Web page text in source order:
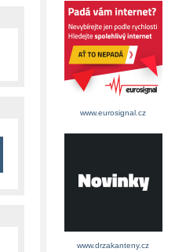
www.eurosignal.cz
www.drzakanteny.cz